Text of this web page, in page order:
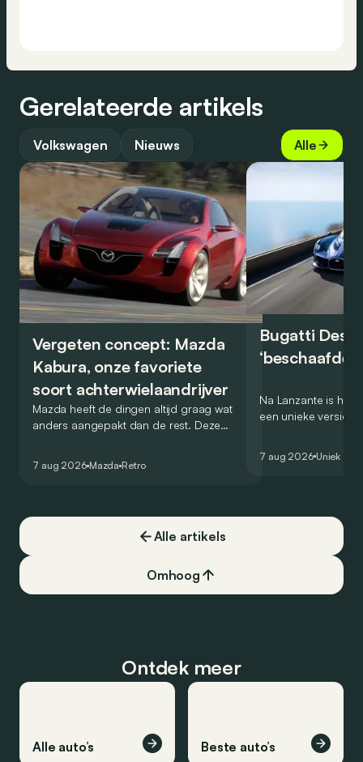
Gerelateerde artikels
Volkswagen Nieuws Alle
Vergeten concept: Mazda
Kabura, onze favoriete
soort achterwielaandrijver
Mazda heeft de dingen altijd graag wat
anders aangepakt dan de rest. Deze
7 aug 2026 Mazda Retro
Bugatti
‘beschaafde’
Na Lanzante is het
een unieke versie
7 aug 2026 Uniek
Alle artikels
Omhoog
Ontdek meer
Alle auto’s Beste auto’s